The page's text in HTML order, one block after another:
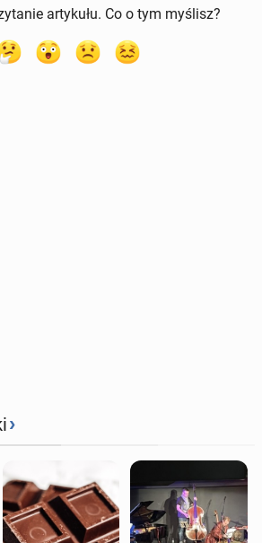
artykułu. Co o tym myślisz?
›